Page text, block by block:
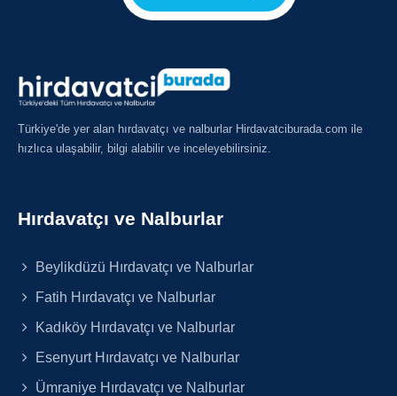
Türkiye'de yer alan hırdavatçı ve nalburlar Hirdavatciburada.com ile
hızlıca ulaşabilir, bilgi alabilir ve inceleyebilirsiniz.
Hırdavatçı ve Nalburlar
Beylikdüzü Hırdavatçı ve Nalburlar
Fatih Hırdavatçı ve Nalburlar
Kadıköy Hırdavatçı ve Nalburlar
Esenyurt Hırdavatçı ve Nalburlar
Ümraniye Hırdavatçı ve Nalburlar